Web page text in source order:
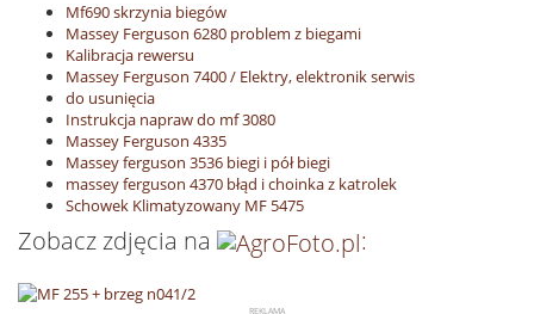
Mf690 skrzynia biegów
Massey Ferguson 6280 problem z biegami
Kalibracja rewersu
Massey Ferguson 7400 / Elektry, elektronik serwis
do usunięcia
Instrukcja napraw do mf 3080
Massey Ferguson 4335
Massey ferguson 3536 biegi i pół biegi
massey ferguson 4370 błąd i choinka z katrolek
Schowek Klimatyzowany MF 5475
Zobacz zdjęcia na :